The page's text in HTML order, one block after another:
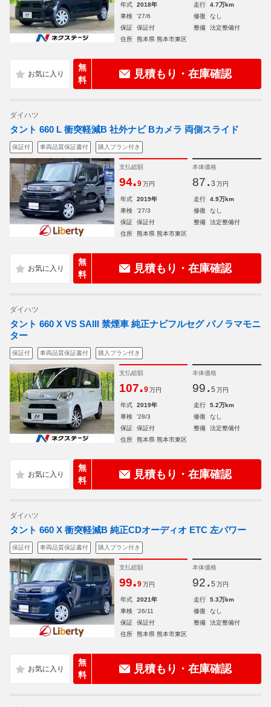
年式 2018年 走行
4.7万km
車検
'27/6 修復
なし
保証
保証付 整備
法定整備付
住所
熊本県 熊本市東区
無
料
見積もり・在庫確認
ダイハツ
タント 660 L 衝突軽減B 社外ナビ Bカメラ 両側スライド
保証付 車両品質保証書付 購入プラン付き
支払総額
94.9 万円
本体価格
87. 3 万円
年式 2019年 走行
4.9万km
車検
'27/3 修復
なし
保証
保証付 整備
法定整備付
住所
熊本県 熊本市東区
無
料
見積もり・在庫確認
ダイハツ
タント 660 X VS SAIII 禁煙車 純正ナビフルセグ パノラマモニ
ター
保証付 車両品質保証書付 購入プラン付き
支払総額
107.9 万円
本体価格
99. 5 万円
年式 2019年 走行
5.2万km
車検
'28/3 修復
なし
保証
保証付 整備
法定整備付
住所
熊本県 熊本市東区
無
料
見積もり・在庫確認
ダイハツ
タント 660 X 衝突軽減B 純正CDオーディオ ETC 左パワー
保証付 車両品質保証書付 購入プラン付き
支払総額
99.9 万円
本体価格
92. 5 万円
年式 2021年 走行
5.3万km
車検
'26/11 修復
なし
保証
保証付 整備
法定整備付
住所
熊本県 熊本市東区
無
料
見積もり・在庫確認